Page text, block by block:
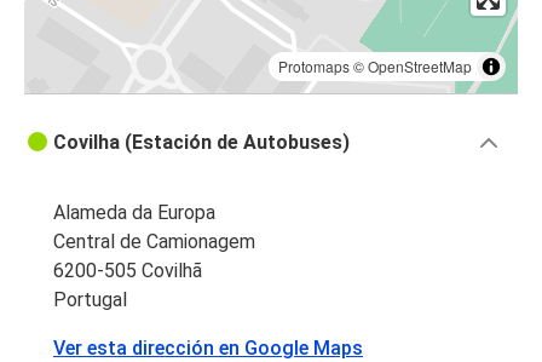
Protomaps©OpenStreetMap
Covilha (Estación de Autobuses)
Alameda da Europa
Central de Camionagem
6200-505 Covilhã
Portugal
Ver esta dirección en Google Maps